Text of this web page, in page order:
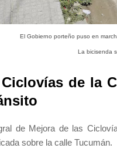
El Gobierno porteño puso en
La bicisenda
de la
de Mejora de las
sobre la calle Tucumán.